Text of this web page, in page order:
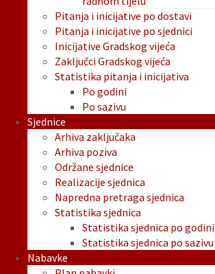
Pitanja i inicijative po dostavi
Pitanja i inicijative po sjednici
Inicijative Gradskog vijeća
Zaključci Gradskog vijeća
Statistika pitanja i inicijativa
Po godini
Po sazivu
Sjednice
Arhiva zaključaka
Arhiva poziva
Održane sjednice
Realizacije sjednica
Napredna pretraga sjednica
Statistika sjednica
Statistika sjednica po godini
Statistika sjednica po sazivu
Nabavke